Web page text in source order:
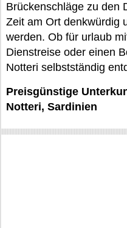
Brückenschläge zu den
Zeit am Ort denkwürdig
werden. Ob für urlaub
Dienstreise oder einen
Notteri selbstständig
Preisgünstige
Notteri, Sardinien